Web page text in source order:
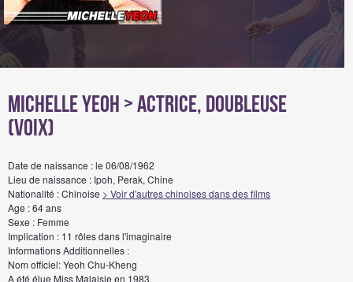
Michelle Yeoh> Actrice, Doubleuse
(voix)
Date de naissance : le 06/08/1962
Lieu de naissance : Ipoh, Perak, Chine
Nationalité : Chinoise > Voir d'autres chinoises dans des films
Age : 64 ans
Sexe : Femme
Implication : 11 rôles dans l'imaginaire
Informations Additionnelles :
Nom officiel: Yeoh Chu-Kheng
A été élue Miss Malaisie en 1983.